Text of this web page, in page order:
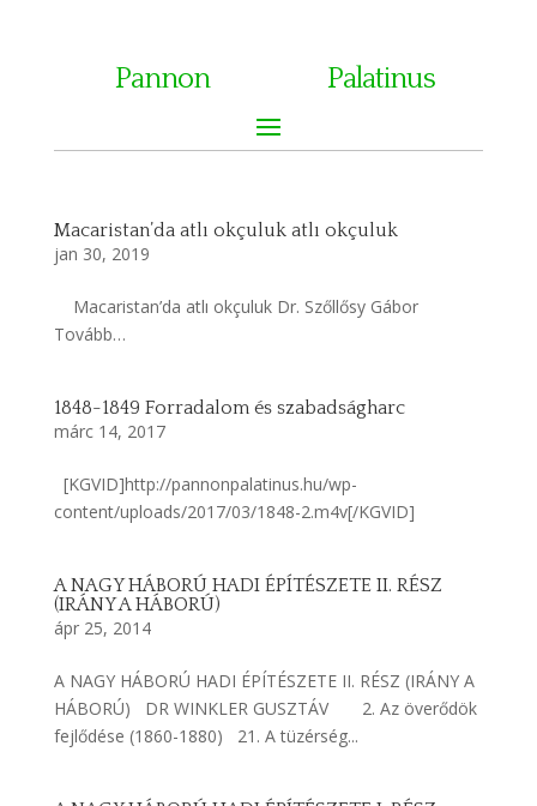
Pannon Palatinus
Macaristan’da atlı okçuluk atlı okçuluk
jan 30, 2019
Macaristan’da atlı okçuluk Dr. Szőllősy Gábor
Tovább…
1848-1849 Forradalom és szabadságharc
márc 14, 2017
[KGVID]http://pannonpalatinus.hu/wp-
content/uploads/2017/03/1848-2.m4v[/KGVID]
A NAGY HÁBORÚ HADI ÉPÍTÉSZETE II. RÉSZ
(IRÁNY A HÁBORÚ)
ápr 25, 2014
A NAGY HÁBORÚ HADI ÉPÍTÉSZETE II. RÉSZ (IRÁNY A
HÁBORÚ) DR WINKLER GUSZTÁV 2. Az överődök
fejlődése (1860-1880) 21. A tüzérség...